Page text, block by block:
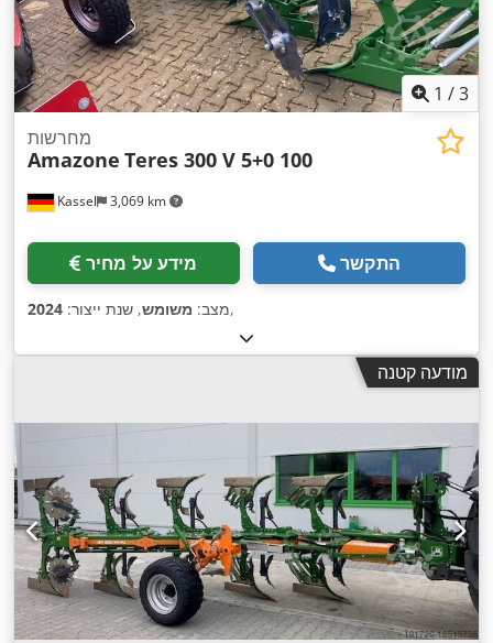
1 /3
Kassel 3,069 km
מחרשות
Amazone Teres 300 V 5+0 100
מידע על מחיר התקשר
מצב: משומש, שנת ייצור: 2024 ,
מודעה קטנה